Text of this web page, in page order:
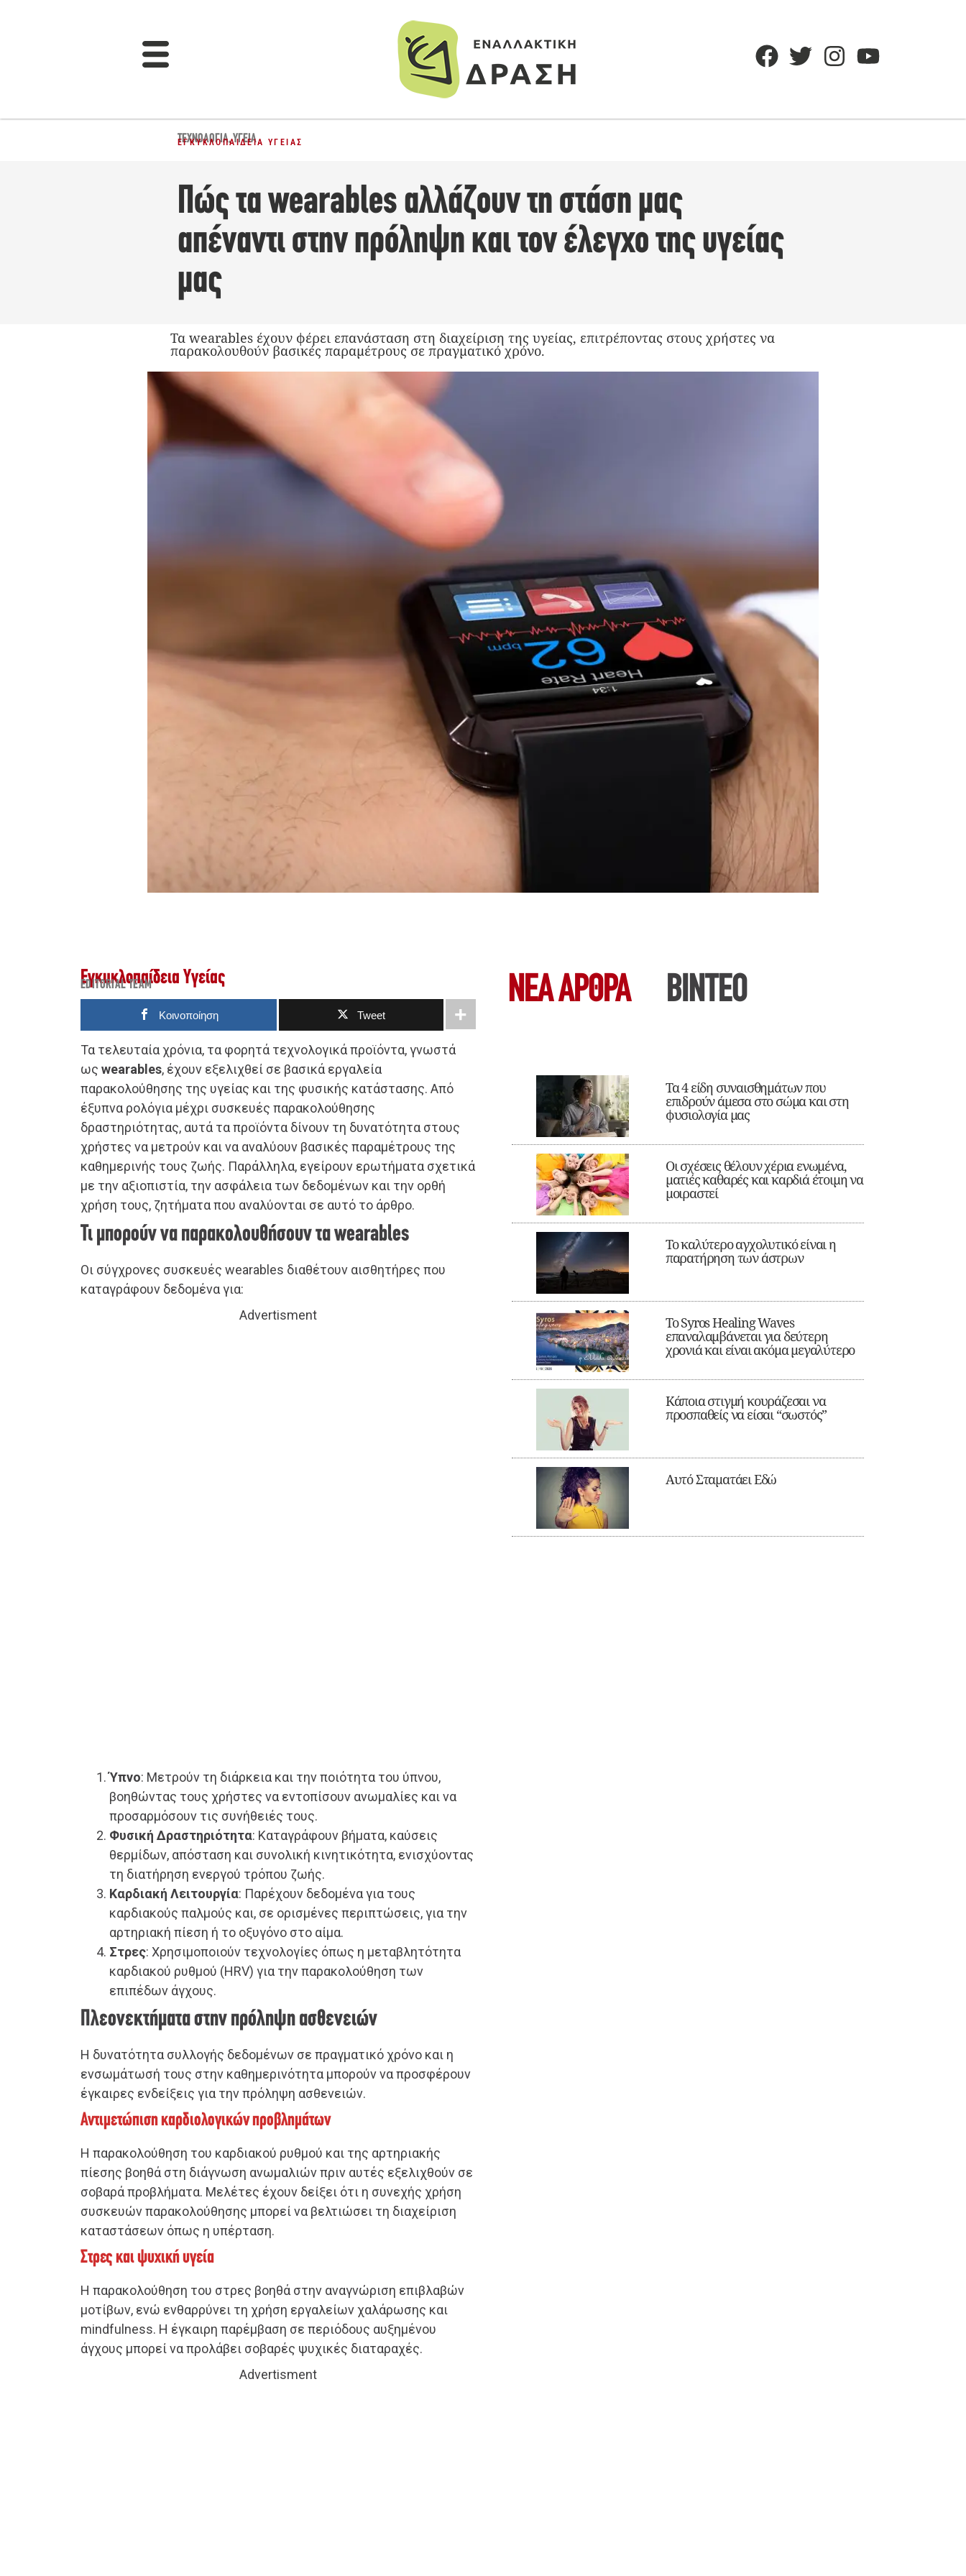
ΤΕΧΝΟΛΟΓΊΑ,ΥΓΕΊΑ
ΕΓΚΥΚΛΟΠΑΊΔΕΙΑ ΥΓΕΊΑΣ
Πώς τα wearables αλλάζουν τη στάση μας
απέναντι στην πρόληψη και τον έλεγχο της υγείας
μας
Τα wearables έχουν φέρει επανάσταση στη διαχείριση της υγείας, επιτρέποντας στους χρήστες να
παρακολουθούν βασικές παραμέτρους σε πραγματικό χρόνο.
Εγκυκλοπαίδεια Υγείας
EDITORIAL TEAM
Κοινοποίηση Tweet
Τα τελευταία χρόνια, τα φορητά τεχνολογικά προϊόντα, γνωστά
ως wearables, έχουν εξελιχθεί σε βασικά εργαλεία
παρακολούθησης της υγείας και της φυσικής κατάστασης. Από
έξυπνα ρολόγια μέχρι συσκευές παρακολούθησης
δραστηριότητας, αυτά τα προϊόντα δίνουν τη δυνατότητα στους
χρήστες να μετρούν και να αναλύουν βασικές παραμέτρους της
καθημερινής τους ζωής. Παράλληλα, εγείρουν ερωτήματα σχετικά
με την αξιοπιστία, την ασφάλεια των δεδομένων και την ορθή
χρήση τους, ζητήματα που αναλύονται σε αυτό το άρθρο.
Τι μπορούν να παρακολουθήσουν τα wearables
Οι σύγχρονες συσκευές wearables διαθέτουν αισθητήρες που
καταγράφουν δεδομένα για:
Advertisment
Ύπνο: Μετρούν τη διάρκεια και την ποιότητα του ύπνου,
βοηθώντας τους χρήστες να εντοπίσουν ανωμαλίες και να
προσαρμόσουν τις συνήθειές τους.
Φυσική Δραστηριότητα: Καταγράφουν βήματα, καύσεις
θερμίδων, απόσταση και συνολική κινητικότητα, ενισχύοντας
τη διατήρηση ενεργού τρόπου ζωής.
Καρδιακή Λειτουργία: Παρέχουν δεδομένα για τους
καρδιακούς παλμούς και, σε ορισμένες περιπτώσεις, για την
αρτηριακή πίεση ή το οξυγόνο στο αίμα.
Στρες: Χρησιμοποιούν τεχνολογίες όπως η μεταβλητότητα
καρδιακού ρυθμού (HRV) για την παρακολούθηση των
επιπέδων άγχους.
Πλεονεκτήματα στην πρόληψη ασθενειών
Η δυνατότητα συλλογής δεδομένων σε πραγματικό χρόνο και η
ενσωμάτωσή τους στην καθημερινότητα μπορούν να προσφέρουν
έγκαιρες ενδείξεις για την πρόληψη ασθενειών.
Αντιμετώπιση καρδιολογικών προβλημάτων
Η παρακολούθηση του καρδιακού ρυθμού και της αρτηριακής
πίεσης βοηθά στη διάγνωση ανωμαλιών πριν αυτές εξελιχθούν σε
σοβαρά προβλήματα. Μελέτες έχουν δείξει ότι η συνεχής χρήση
συσκευών παρακολούθησης μπορεί να βελτιώσει τη διαχείριση
καταστάσεων όπως η υπέρταση.
Στρες και ψυχική υγεία
Η παρακολούθηση του στρες βοηθά στην αναγνώριση επιβλαβών
μοτίβων, ενώ ενθαρρύνει τη χρήση εργαλείων χαλάρωσης και
mindfulness. Η έγκαιρη παρέμβαση σε περιόδους αυξημένου
άγχους μπορεί να προλάβει σοβαρές ψυχικές διαταραχές.
Advertisment
ΝΕΑ ΆΡΘΡΑ ΒΙΝΤΕΟ
Τα 4 είδη συναισθημάτων που
επιδρούν άμεσα στο σώμα και στη
φυσιολογία μας
Οι σχέσεις θέλουν χέρια ενωμένα,
ματιές καθαρές και καρδιά έτοιμη να
μοιραστεί
Το καλύτερο αγχολυτικό είναι η
παρατήρηση των άστρων
Το Syros Healing Waves
επαναλαμβάνεται για δεύτερη
χρονιά και είναι ακόμα μεγαλύτερο
Κάποια στιγμή κουράζεσαι να
προσπαθείς να είσαι “σωστός”
Αυτό Σταματάει Εδώ